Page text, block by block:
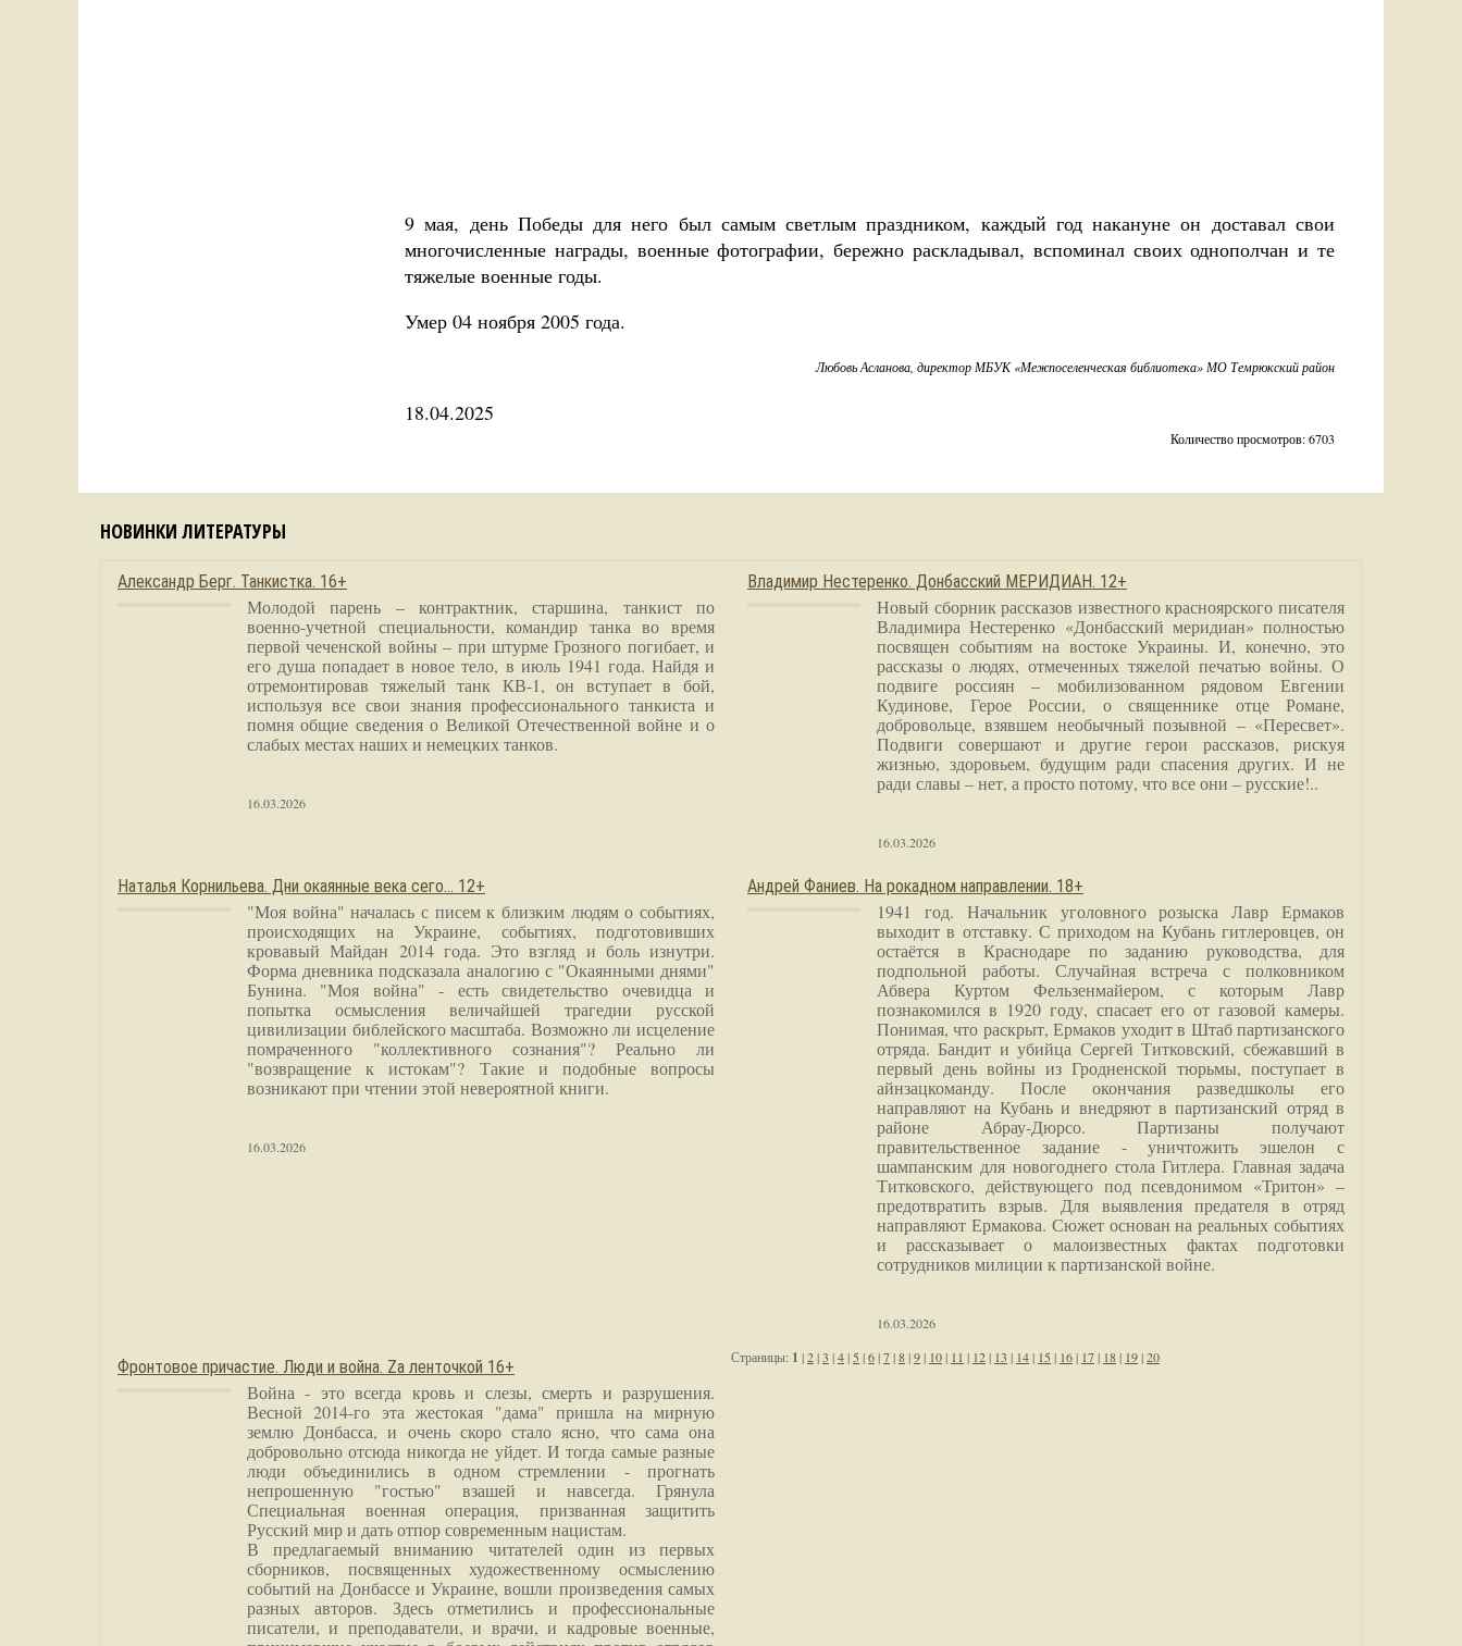
9 мая, день Победы для него был самым светлым праздником, каждый год накануне он доставал свои
многочисленные награды, военные фотографии, бережно раскладывал, вспоминал своих однополчан и те
тяжелые военные годы.
Умер 04 ноября 2005 года.
Любовь Асланова, директор МБУК «Межпоселенческая библиотека» МО Темрюкский район
18.04.2025
Количество просмотров: 6703
НОВИНКИ ЛИТЕРАТУРЫ
Александр Берг. Танкистка. 16+
Молодой парень – контрактник, старшина, танкист по
военно-учетной специальности, командир танка во время
первой чеченской войны – при штурме Грозного погибает, и
его душа попадает в новое тело, в июль 1941 года. Найдя и
отремонтировав тяжелый танк КВ-1, он вступает в бой,
используя все свои знания профессионального танкиста и
помня общие сведения о Великой Отечественной войне и о
слабых местах наших и немецких танков.
16.03.2026
Владимир Нестеренко. Донбасский МЕРИДИАН. 12+
Новый сборник рассказов известного красноярского писателя
Владимира Нестеренко «Донбасский меридиан» полностью
посвящен событиям на востоке Украины. И, конечно, это
рассказы о людях, отмеченных тяжелой печатью войны. О
подвиге россиян – мобилизованном рядовом Евгении
Кудинове, Герое России, о священнике отце Романе,
добровольце, взявшем необычный позывной – «Пересвет».
Подвиги совершают и другие герои рассказов, рискуя
жизнью, здоровьем, будущим ради спасения других. И не
ради славы – нет, а просто потому, что все они – русские!..
16.03.2026
Наталья Корнильева. Дни окаянные века сего… 12+
"Моя война" началась с писем к близким людям о событиях,
происходящих на Украине, событиях, подготовивших
кровавый Майдан 2014 года. Это взгляд и боль изнутри.
Форма дневника подсказала аналогию с "Окаянными днями"
Бунина. "Моя война" - есть свидетельство очевидца и
попытка осмысления величайшей трагедии русской
цивилизации библейского масштаба. Возможно ли исцеление
помраченного "коллективного сознания"? Реально ли
"возвращение к истокам"? Такие и подобные вопросы
возникают при чтении этой невероятной книги.
16.03.2026
Андрей Фаниев. На рокадном направлении. 18+
1941 год. Начальник уголовного розыска Лавр Ермаков
выходит в отставку. С приходом на Кубань гитлеровцев, он
остаётся в Краснодаре по заданию руководства, для
подпольной работы. Случайная встреча с полковником
Абвера Куртом Фельзенмайером, с которым Лавр
познакомился в 1920 году, спасает его от газовой камеры.
Понимая, что раскрыт, Ермаков уходит в Штаб партизанского
отряда. Бандит и убийца Сергей Титковский, сбежавший в
первый день войны из Гродненской тюрьмы, поступает в
айнзацкоманду. После окончания разведшколы его
направляют на Кубань и внедряют в партизанский отряд в
районе Абрау-Дюрсо. Партизаны получают
правительственное задание - уничтожить эшелон с
шампанским для новогоднего стола Гитлера. Главная задача
Титковского, действующего под псевдонимом «Тритон» –
предотвратить взрыв. Для выявления предателя в отряд
направляют Ермакова. Сюжет основан на реальных событиях
и рассказывает о малоизвестных фактах подготовки
сотрудников милиции к партизанской войне.
16.03.2026
Фронтовое причастие. Люди и война. Zа ленточкой 16+
Война - это всегда кровь и слезы, смерть и разрушения.
Весной 2014-го эта жестокая "дама" пришла на мирную
землю Донбасса, и очень скоро стало ясно, что сама она
добровольно отсюда никогда не уйдет. И тогда самые разные
люди объединились в одном стремлении - прогнать
непрошенную "гостью" взашей и навсегда. Грянула
Специальная военная операция, призванная защитить
Русский мир и дать отпор современным нацистам.
В предлагаемый вниманию читателей один из первых
сборников, посвященных художественному осмыслению
событий на Донбассе и Украине, вошли произведения самых
разных авторов. Здесь отметились и профессиональные
писатели, и преподаватели, и врачи, и кадровые военные,
Страницы: 1 |2|3 |4| 5 |6|7|8|9| 10| 11 | 12| 13 | 14| 15 | 16| 17| 18| 19|20